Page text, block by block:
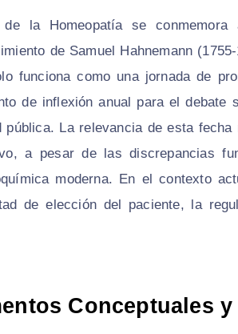
la Homeopatía se
de Samuel Hahnemann
funciona como una jornada de
de inflexión anual para el debate
La relevancia de esta
a pesar de las discrepancias
moderna. En el contexto
de elección del paciente, la
Conceptuales